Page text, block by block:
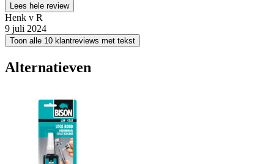
Lees hele review
Henk v R
9 juli 2024
Toon alle 10 klantreviews met tekst
Alternatieven